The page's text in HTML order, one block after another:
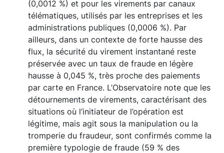
(0,0012 %) et pour les virements par canaux
télématiques, utilisés par les entreprises et les
administrations publiques (0,0006 %). Par
ailleurs, dans un contexte de forte hausse des
flux, la sécurité du virement instantané reste
préservée avec un taux de fraude en légère
hausse à 0,045 %, très proche des paiements
par carte en France. L’Observatoire note que les
détournements de virements, caractérisant des
situations où l’initiateur de l’opération est
légitime, mais agit sous la manipulation ou la
tromperie du fraudeur, sont confirmés comme la
première typologie de fraude (59 % des